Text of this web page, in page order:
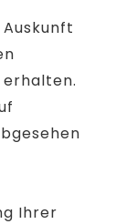
Ihrer